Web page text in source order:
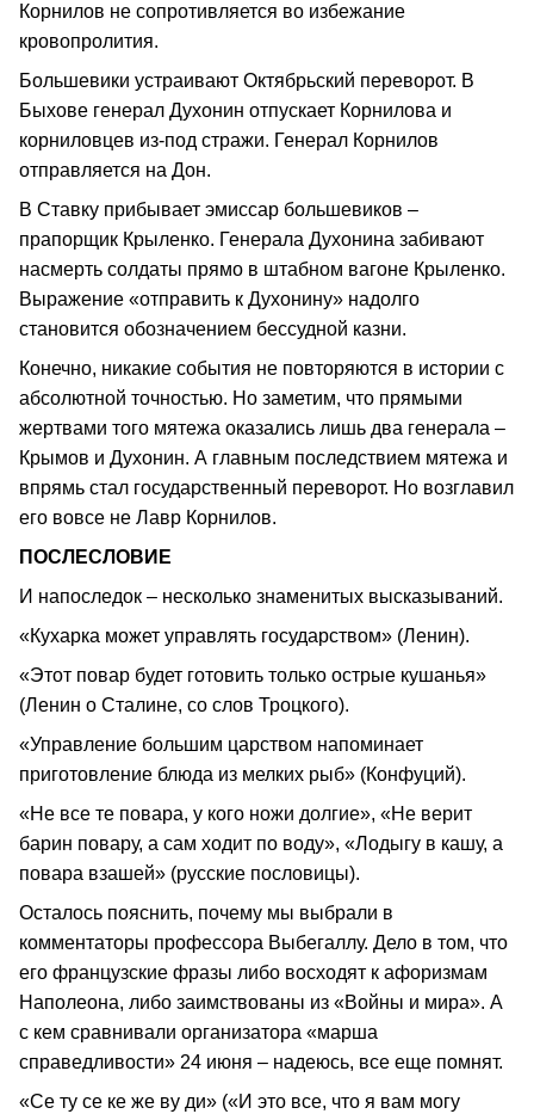
Корнилов не сопротивляется во избежание
кровопролития.
Большевики устраивают Октябрьский переворот. В
Быхове генерал Духонин отпускает Корнилова и
корниловцев из-под стражи. Генерал Корнилов
отправляется на Дон.
В Ставку прибывает эмиссар большевиков –
прапорщик Крыленко. Генерала Духонина забивают
насмерть солдаты прямо в штабном вагоне Крыленко.
Выражение «отправить к Духонину» надолго
становится обозначением бессудной казни.
Конечно, никакие события не повторяются в истории с
абсолютной точностью. Но заметим, что прямыми
жертвами того мятежа оказались лишь два генерала –
Крымов и Духонин. А главным последствием мятежа и
впрямь стал государственный переворот. Но возглавил
его вовсе не Лавр Корнилов.
ПОСЛЕСЛОВИЕ
И напоследок – несколько знаменитых высказываний.
«Кухарка может управлять государством» (Ленин).
«Этот повар будет готовить только острые кушанья»
(Ленин о Сталине, со слов Троцкого).
«Управление большим царством напоминает
приготовление блюда из мелких рыб» (Конфуций).
«Не все те повара, у кого ножи долгие», «Не верит
барин повару, а сам ходит по воду», «Лодыгу в кашу, а
повара взашей» (русские пословицы).
Осталось пояснить, почему мы выбрали в
комментаторы профессора Выбегаллу. Дело в том, что
его французские фразы либо восходят к афоризмам
Наполеона, либо заимствованы из «Войны и мира». А
с кем сравнивали организатора «марша
справедливости» 24 июня – надеюсь, все еще помнят.
«Се ту се ке же ву ди» («И это все, что я вам могу